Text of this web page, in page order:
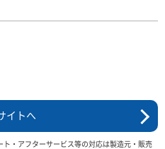
イトへ
・アフターサービス等の対応は製造元・販売